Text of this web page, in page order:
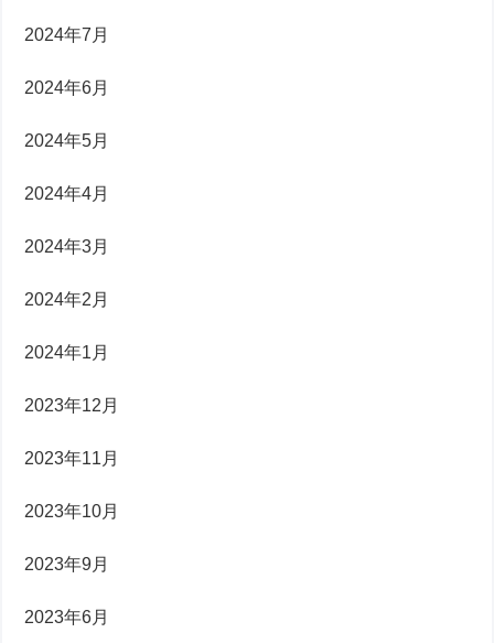
2024年7月
2024年6月
2024年5月
2024年4月
2024年3月
2024年2月
2024年1月
2023年12月
2023年11月
2023年10月
2023年9月
2023年6月